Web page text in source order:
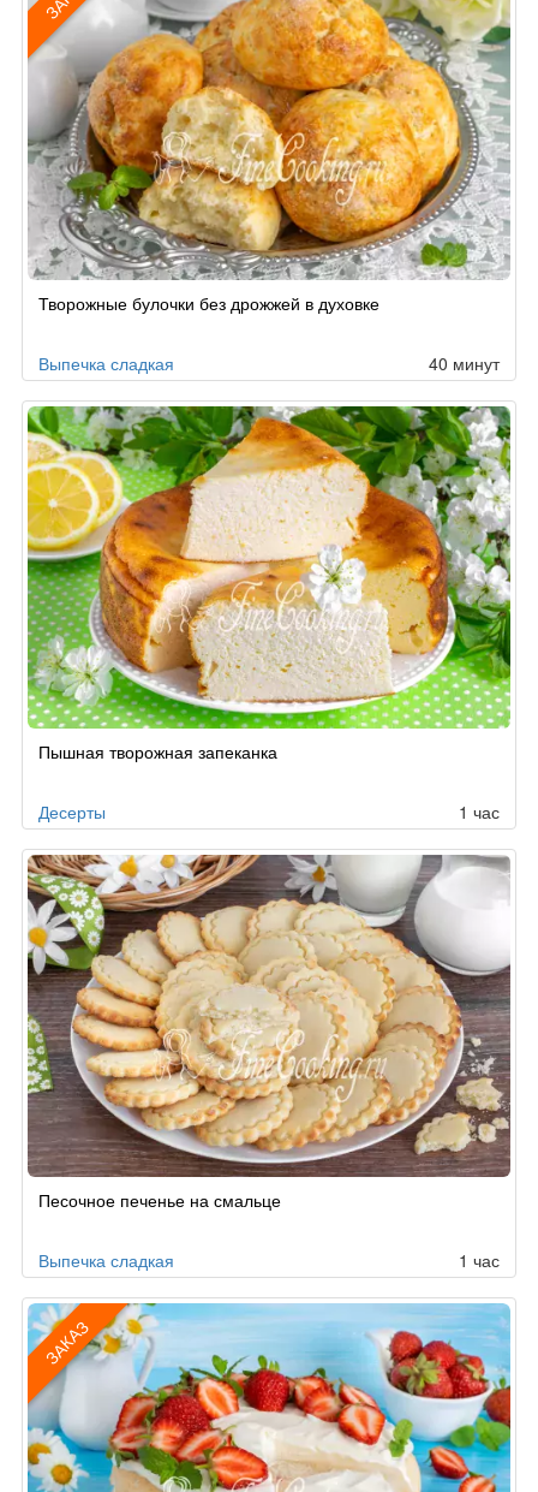
по
Творожные булочки без дрожжей в духовке
Выпечка сладкая 40 минут
Пышная творожная запеканка
Десерты 1 час
Песочное печенье на смальце
Выпечка сладкая 1 час
ЗАКАЗ